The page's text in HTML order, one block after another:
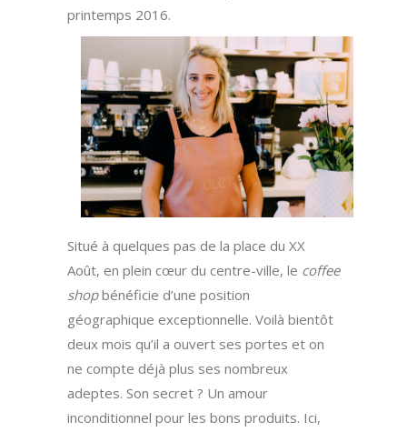
printemps 2016.
Situé à quelques pas de la place du XX
Août, en plein cœur du centre-ville, le coffee
shopbénéficie d’une position
géographique exceptionnelle. Voilà bientôt
deux mois qu’il a ouvert ses portes et on
ne compte déjà plus ses nombreux
adeptes. Son secret ? Un amour
inconditionnel pour les bons produits. Ici,